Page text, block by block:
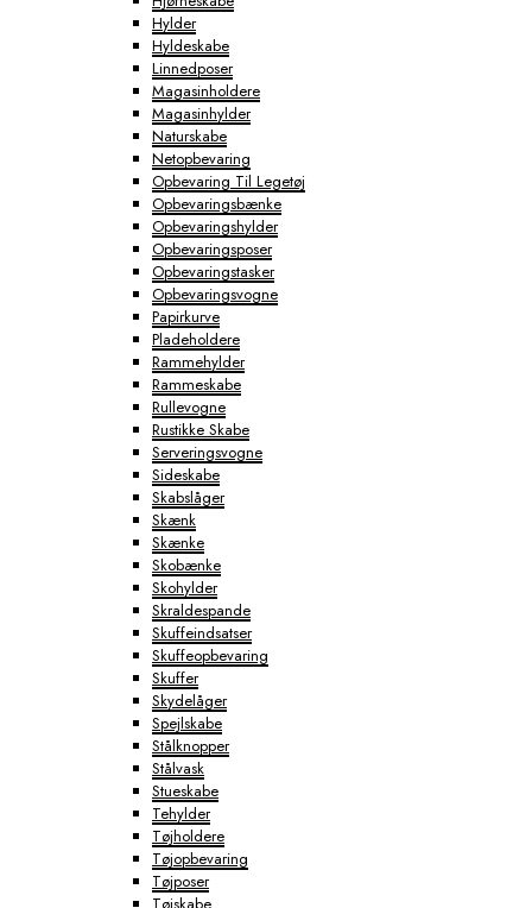
Hylder
Hyldeskabe
Linnedposer
Magasinholdere
Magasinhylder
Naturskabe
Netopbevaring
Opbevaring Til Legetøj
Opbevaringsbænke
Opbevaringshylder
Opbevaringsposer
Opbevaringstasker
Opbevaringsvogne
Papirkurve
Pladeholdere
Rammehylder
Rammeskabe
Rullevogne
Rustikke Skabe
Serveringsvogne
Sideskabe
Skabslåger
Skænk
Skænke
Skobænke
Skohylder
Skraldespande
Skuffeindsatser
Skuffeopbevaring
Skuffer
Skydelåger
Spejlskabe
Stålknopper
Stålvask
Stueskabe
Tehylder
Tøjholdere
Tøjopbevaring
Tøjposer